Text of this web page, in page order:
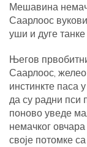
Мешавина
Саарлоос
уши и дуге танке
Његов
Саарлоос, желео
инстинкте паса у
да су радни пси
поново уведе
немачког
своје потомке